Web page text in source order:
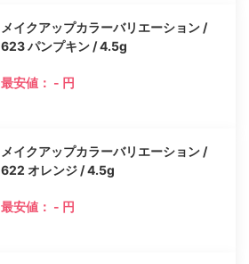
メイクアップカラーバリエーション /
623 パンプキン / 4.5g
最安値： - 円
メイクアップカラーバリエーション /
622 オレンジ / 4.5g
最安値： - 円